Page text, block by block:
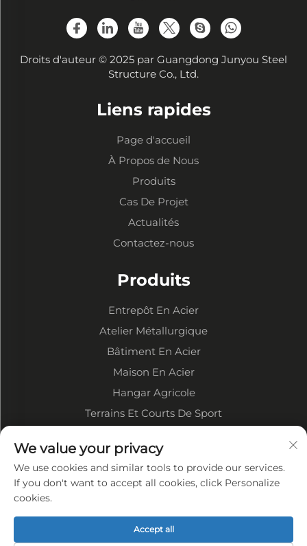
Droits d'auteur © 2025 par Guangdong Junyou Steel
Structure Co., Ltd.
Liens rapides
Page d'accueil
À Propos de Nous
Produits
Cas De Projet
Actualités
Contactez-nous
Produits
Entrepôt En Acier
Atelier Métallurgique
Bâtiment En Acier
Maison En Acier
Hangar Agricole
Terrains Et Courts De Sport
À PROPOS DE L'ENTREPRISE
Profil de l'entreprise
Politique de confidentialité
We value your privacy
We use cookies and similar tools to provide our services.
If you don't want to accept all cookies, click Personalize
cookies.
Accept all